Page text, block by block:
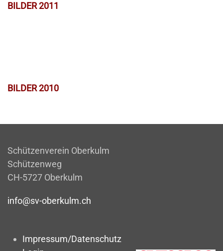
BILDER 2011
BILDER 2010
Schützenverein Oberkulm
Schützenweg
CH-5727 Oberkulm
info@sv-oberkulm.ch
Impressum/Datenschutz